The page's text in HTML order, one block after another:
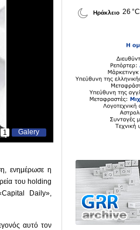
Galery
1
ενημέρωσε η
του holding
«Capital Daily»,
αυτό τον
Ηράκλειο 26 °C